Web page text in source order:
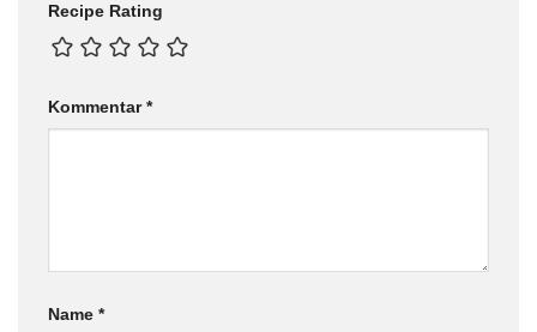
Recipe Rating
Kommentar*
Name *